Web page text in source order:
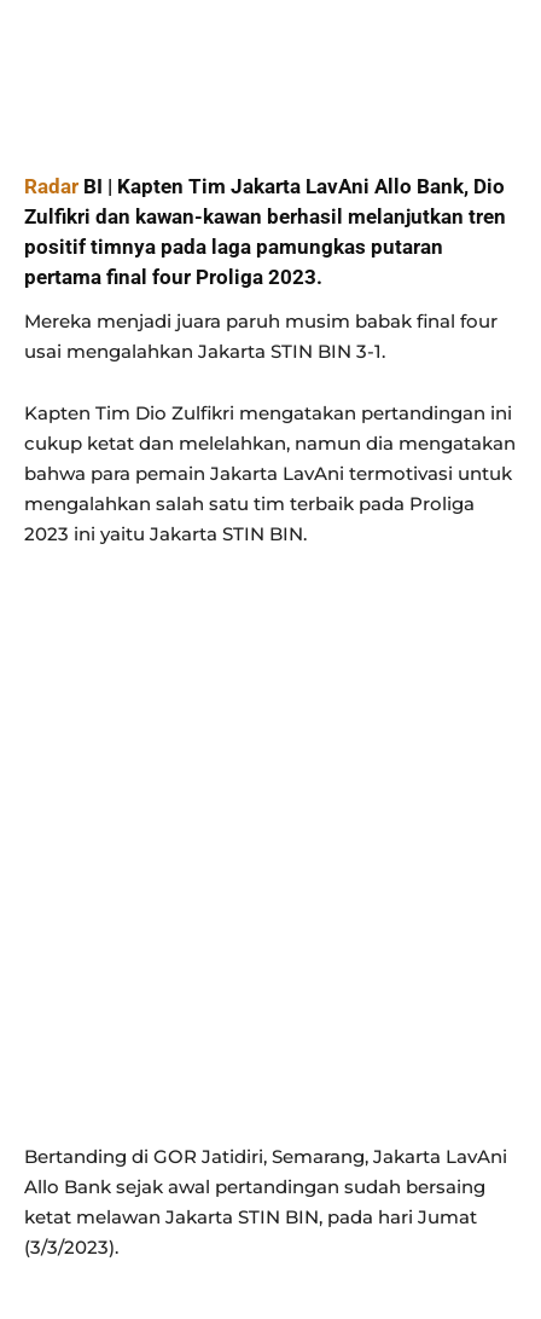
Radar BI | Kapten Tim Jakarta LavAni Allo Bank, Dio
Zulfikri dan kawan-kawan berhasil melanjutkan tren
positif timnya pada laga pamungkas putaran
pertama final four Proliga 2023.
Mereka menjadi juara paruh musim babak final four
usai mengalahkan Jakarta STIN BIN 3-1.
Kapten Tim Dio Zulfikri mengatakan pertandingan ini
cukup ketat dan melelahkan, namun dia mengatakan
bahwa para pemain Jakarta LavAni termotivasi untuk
mengalahkan salah satu tim terbaik pada Proliga
2023 ini yaitu Jakarta STIN BIN.
Bertanding di GOR Jatidiri, Semarang, Jakarta LavAni
Allo Bank sejak awal pertandingan sudah bersaing
ketat melawan Jakarta STIN BIN, pada hari Jumat
(3/3/2023).